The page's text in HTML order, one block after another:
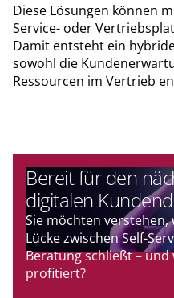
Diese Lösungen können
Service- oder
Damit entsteht ein
sowohl die
Ressourcen im Vertrieb
Bereit für den
digitalen
Sie möchten verstehen,
Lücke zwischen Self-
Beratung schließt – und
profitiert?